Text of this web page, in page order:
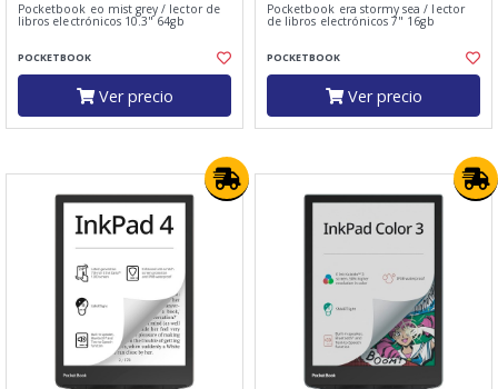
Pocketbook eo mist grey / lector de
libros electrónicos 10.3" 64gb
POCKETBOOK
Ver precio
Pocketbook era stormy sea / lector
de libros electrónicos 7" 16gb
POCKETBOOK
Ver precio